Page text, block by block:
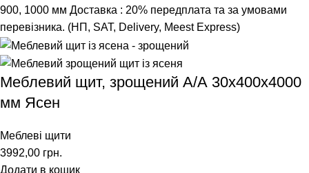
900, 1000 мм Доставка : 20% передплата та за умовами
перевізника. (НП, SAT, Delivery, Meest Express)
Меблевий щит, зрощений A/А 30х400х4000
мм Ясен
Меблеві щити
3992,00 грн.
Додати в кошик